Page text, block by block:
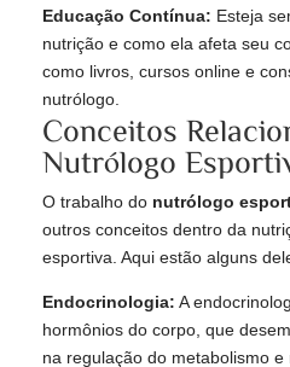
Educação Contínua: Esteja
nutrição e como ela afeta seu
como livros, cursos online e
nutrólogo.
Conceitos
Nutrólogo
O trabalho do nutrólogo
outros conceitos dentro da
esportiva. Aqui estão alguns
Endocrinologia: A
hormônios do corpo, que
na regulação do metabolismo